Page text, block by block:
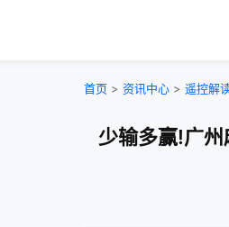
首页 > 资讯中心 > 遥控解
少输多赢!广